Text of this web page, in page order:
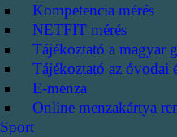
Kompetencia mérés
NETFIT mérés
Tájékoztató a magyar
Tájékoztató az óvodai
E-menza
Online menzakártya
Sport